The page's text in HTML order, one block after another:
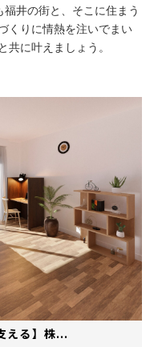
井の街と、そこに住まう
くりに情熱を注いでまい
共に叶えましょう。
える】株...